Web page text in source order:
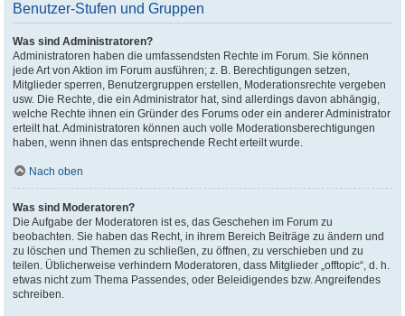
Benutzer-Stufen und Gruppen
Was sind Administratoren?
Administratoren haben die umfassendsten Rechte im Forum. Sie können
jede Art von Aktion im Forum ausführen; z. B. Berechtigungen setzen,
Mitglieder sperren, Benutzergruppen erstellen, Moderationsrechte vergeben
usw. Die Rechte, die ein Administrator hat, sind allerdings davon abhängig,
welche Rechte ihnen ein Gründer des Forums oder ein anderer Administrator
erteilt hat. Administratoren können auch volle Moderationsberechtigungen
haben, wenn ihnen das entsprechende Recht erteilt wurde.
Nach oben
Was sind Moderatoren?
Die Aufgabe der Moderatoren ist es, das Geschehen im Forum zu
beobachten. Sie haben das Recht, in ihrem Bereich Beiträge zu ändern und
zu löschen und Themen zu schließen, zu öffnen, zu verschieben und zu
teilen. Üblicherweise verhindern Moderatoren, dass Mitglieder „offtopic“, d. h.
etwas nicht zum Thema Passendes, oder Beleidigendes bzw. Angreifendes
schreiben.